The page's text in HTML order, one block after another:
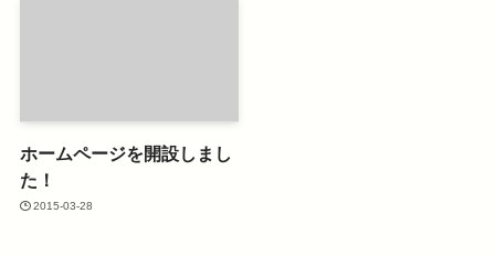
ホームページを開設しまし
た！
2015-03-28